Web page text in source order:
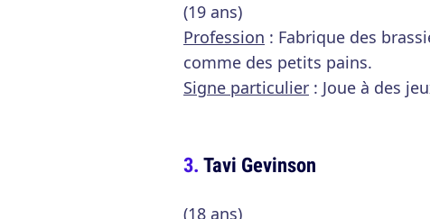
(19 ans)
Profession : Fabrique des
comme des petits pains.
Signe particulier : Joue à des
Tavi Gevinson
(18 ans)